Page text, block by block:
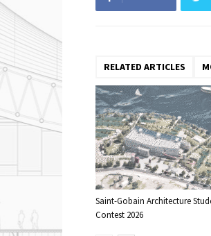
RELATED ARTICLES
Saint-Gobain Architecture
Contest 2026